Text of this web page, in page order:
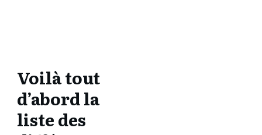
Voilà tout
d’abord la
liste des